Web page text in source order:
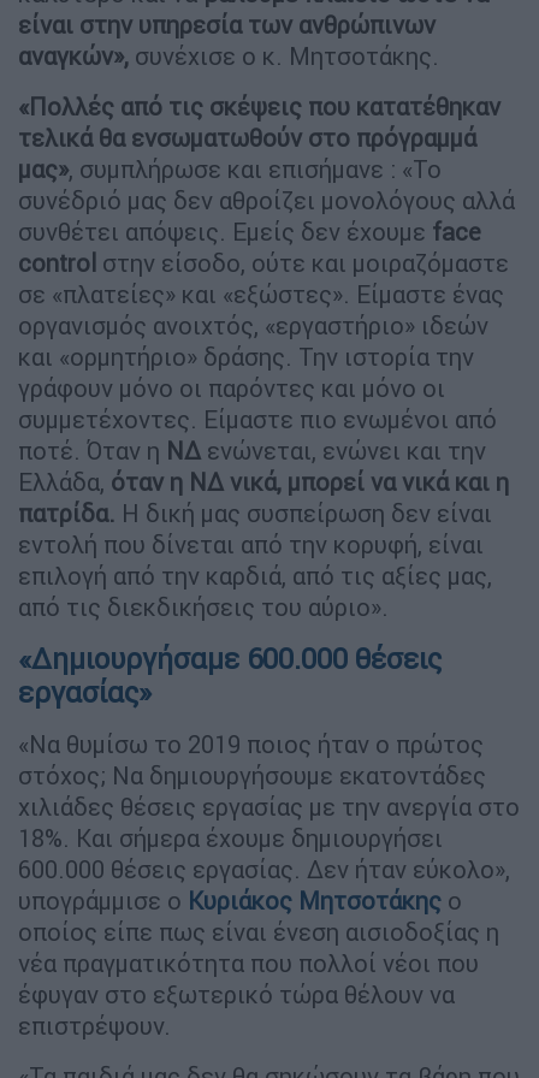
είναι στην υπηρεσία των ανθρώπινων
αναγκών», συνέχισε ο κ. Μητσοτάκης.
«Πολλές από τις σκέψεις που κατατέθηκαν
τελικά θα ενσωματωθούν στο πρόγραμμά
μας», συμπλήρωσε και επισήμανε : «Το
συνέδριό μας δεν αθροίζει μονολόγους αλλά
συνθέτει απόψεις. Εμείς δεν έχουμε face
control στην είσοδο, ούτε και μοιραζόμαστε
σε «πλατείες» και «εξώστες». Είμαστε ένας
οργανισμός ανοιχτός, «εργαστήριο» ιδεών
και «ορμητήριο» δράσης. Την ιστορία την
γράφουν μόνο οι παρόντες και μόνο οι
συμμετέχοντες. Είμαστε πιο ενωμένοι από
ποτέ. Όταν η ΝΔ ενώνεται, ενώνει και την
Ελλάδα, όταν η ΝΔ νικά, μπορεί να νικά και η
πατρίδα. Η δική μας συσπείρωση δεν είναι
εντολή που δίνεται από την κορυφή, είναι
επιλογή από την καρδιά, από τις αξίες μας,
από τις διεκδικήσεις του αύριο».
«Δημιουργήσαμε 600.000 θέσεις
εργασίας»
«Να θυμίσω το 2019 ποιος ήταν ο πρώτος
στόχος; Να δημιουργήσουμε εκατοντάδες
χιλιάδες θέσεις εργασίας με την ανεργία στο
18%. Και σήμερα έχουμε δημιουργήσει
600.000 θέσεις εργασίας. Δεν ήταν εύκολο»,
υπογράμμισε ο Κυριάκος Μητσοτάκης ο
οποίος είπε πως είναι ένεση αισιοδοξίας η
νέα πραγματικότητα που πολλοί νέοι που
έφυγαν στο εξωτερικό τώρα θέλουν να
επιστρέψουν.